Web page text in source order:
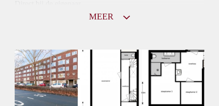
Huurtoeslag
Mogelijk
Inkomen eis
N.V.T.
Huurtermijn
MEER